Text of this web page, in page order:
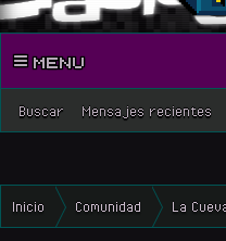
Buscar Mensajes recientes
MENU
Inicio Comunidad La